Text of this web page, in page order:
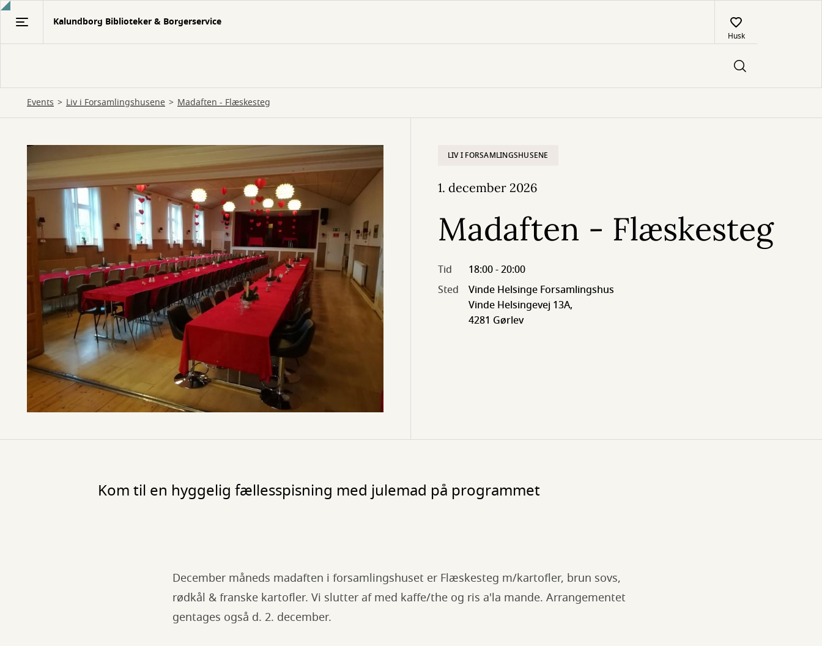
Gå
Kalundborg Biblioteker & Borgerservice
Husk
Events Liv i Forsamlingshusene Madaften - Flæskesteg
LIV I FORSAMLINGSHUSENE
1. december 2026
Madaften - Flæskesteg
Tid
18:00 - 20:00
Sted
Vinde Helsinge Forsamlingshus
Vinde Helsingevej 13A,
4281 Gørlev
Kom til en hyggelig fællesspisning med julemad på programmet
December måneds madaften i forsamlingshuset er Flæskesteg m/kartofler, brun sovs,
rødkål & franske kartofler. Vi slutter af med kaffe/the og ris a'la mande. Arrangementet
gentages også d. 2. december.